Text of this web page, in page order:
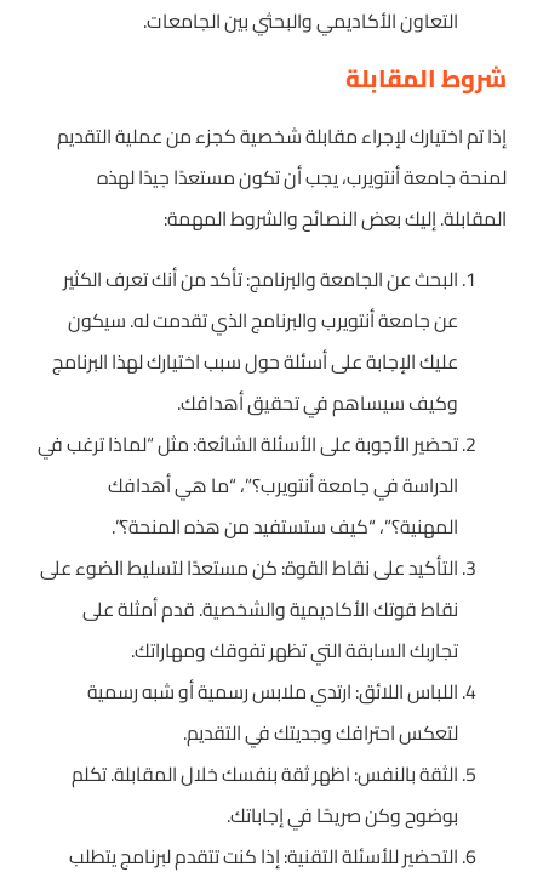
التعاون الأكاديمي والبحثي بين الجامعات.
شروط المقابلة
إذا تم اختيارك لإجراء مقابلة شخصية كجزء من عملية التقديم
لمنحة جامعة أنتويرب، يجب أن تكون مستعدًا جيدًا لهذه
المقابلة. إليك بعض النصائح والشروط المهمة:
البحث عن الجامعة والبرنامج: تأكد من أنك تعرف الكثير
عن جامعة أنتويرب والبرنامج الذي تقدمت له. سيكون
عليك الإجابة على أسئلة حول سبب اختيارك لهذا البرنامج
وكيف سيساهم في تحقيق أهدافك.
تحضير الأجوبة على الأسئلة الشائعة: مثل “لماذا ترغب في
الدراسة في جامعة أنتويرب؟”، “ما هي أهدافك
المهنية؟”، “كيف ستستفيد من هذه المنحة؟”.
التأكيد على نقاط القوة: كن مستعدًا لتسليط الضوء على
نقاط قوتك الأكاديمية والشخصية. قدم أمثلة على
تجاربك السابقة التي تظهر تفوقك ومهاراتك.
اللباس اللائق: ارتدي ملابس رسمية أو شبه رسمية
لتعكس احترافك وجديتك في التقديم.
الثقة بالنفس: اظهر ثقة بنفسك خلال المقابلة. تكلم
بوضوح وكن صريحًا في إجاباتك.
التحضير للأسئلة التقنية: إذا كنت تتقدم لبرنامج يتطلب